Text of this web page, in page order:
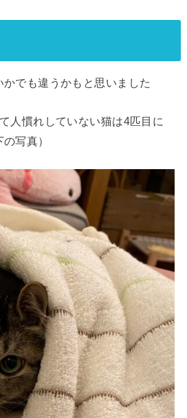
でも違うかもと思いました
人慣れしていない猫は4匹目に
写真）